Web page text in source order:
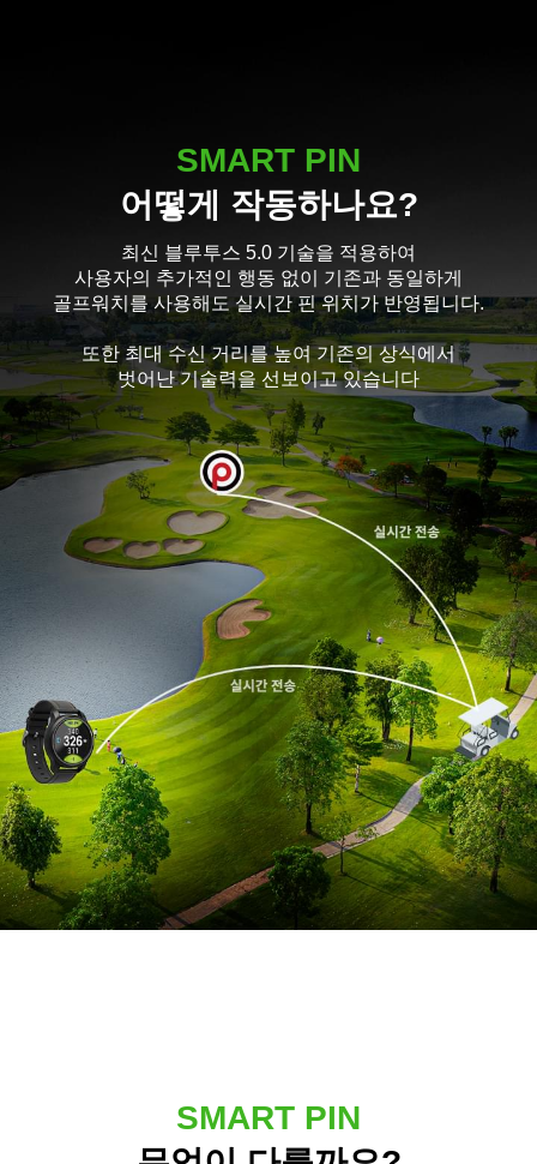
SMART PIN
어떻게 작동하나요?
최신 블루투스 5.0 기술을 적용하여
사용자의 추가적인 행동 없이 기존과 동일하게
골프워치를 사용해도 실시간 핀 위치가 반영됩니다.
또한 최대 수신 거리를 높여 기존의 상식에서
벗어난 기술력을 선보이고 있습니다
SMART PIN